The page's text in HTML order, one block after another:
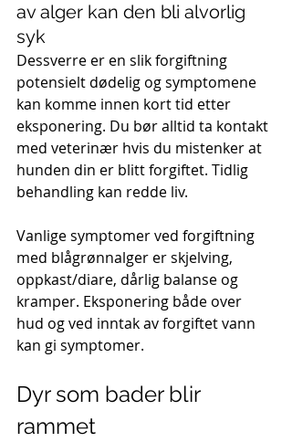
av alger kan den bli alvorlig
syk
Dessverre er en slik forgiftning
potensielt dødelig og symptomene
kan komme innen kort tid etter
eksponering. Du bør alltid ta kontakt
med veterinær hvis du mistenker at
hunden din er blitt forgiftet. Tidlig
behandling kan redde liv.
Vanlige symptomer ved forgiftning
med blågrønnalger er skjelving,
oppkast/diare, dårlig balanse og
kramper. Eksponering både over
hud og ved inntak av forgiftet vann
kan gi symptomer.
Dyr som bader blir
rammet